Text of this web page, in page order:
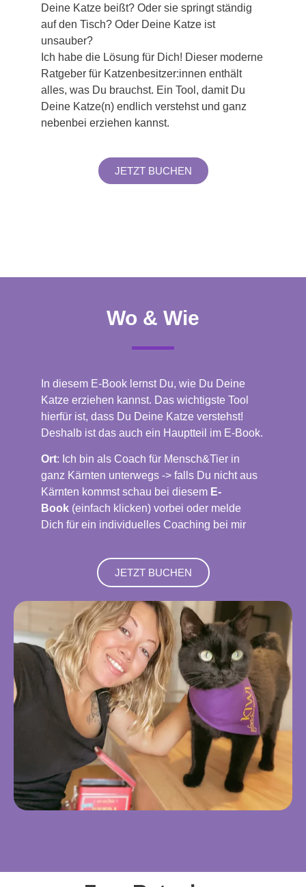
Deine Katze beißt? Oder sie springt ständig
auf den Tisch? Oder Deine Katze ist
unsauber?
Ich habe die Lösung für Dich! Dieser moderne
Ratgeber für Katzenbesitzer:innen enthält
alles, was Du brauchst. Ein Tool, damit Du
Deine Katze(n) endlich verstehst und ganz
nebenbei erziehen kannst.
JETZT BUCHEN
Wo & Wie
In diesem E-Book lernst Du, wie Du Deine
Katze erziehen kannst. Das wichtigste Tool
hierfür ist, dass Du Deine Katze verstehst!
Deshalb ist das auch ein Hauptteil im E-Book.
Ort: Ich bin als Coach für Mensch&Tier in
ganz Kärnten unterwegs -> falls Du nicht aus
Kärnten kommst schau bei diesem E-
Book (einfach klicken) vorbei oder melde
Dich für ein individuelles Coaching bei mir
JETZT BUCHEN